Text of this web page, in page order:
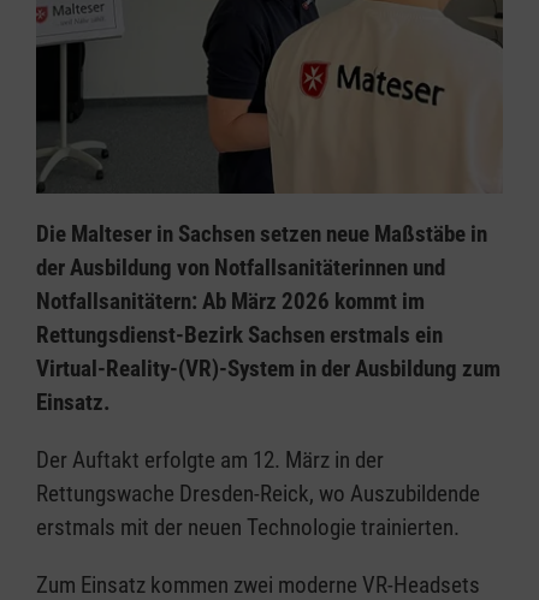
Die Malteser in Sachsen setzen neue Maßstäbe in
der Ausbildung von Notfallsanitäterinnen und
Notfallsanitätern: Ab März 2026 kommt im
Rettungsdienst-Bezirk Sachsen erstmals ein
Virtual-Reality-(VR)-System in der Ausbildung zum
Einsatz.
Der Auftakt erfolgte am 12. März in der
Rettungswache Dresden-Reick, wo Auszubildende
erstmals mit der neuen Technologie trainierten.
Zum Einsatz kommen zwei moderne VR-Headsets